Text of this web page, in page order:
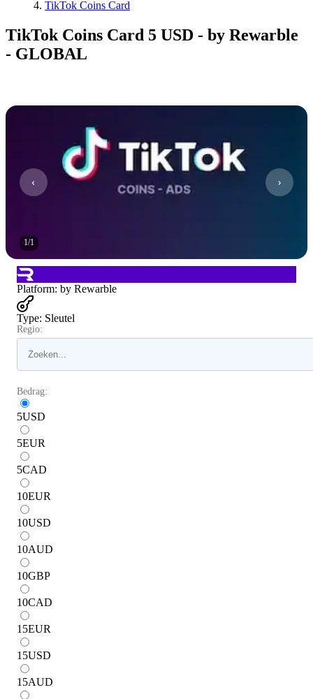
TikTok Coins Card
TikTok Coins Card 5 USD - by Rewarble
- GLOBAL
1/1
Platform: by Rewarble
Type: Sleutel
Regio:
Bedrag:
5USD
5EUR
5CAD
10EUR
10USD
10AUD
10GBP
10CAD
15EUR
15USD
15AUD